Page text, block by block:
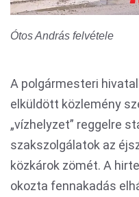
Ótos András felvétele
A polgármesteri
elküldött közlemény
„vízhelyzet” reggelre
szakszolgálatok az
közkárok zömét. A
okozta fennakadás